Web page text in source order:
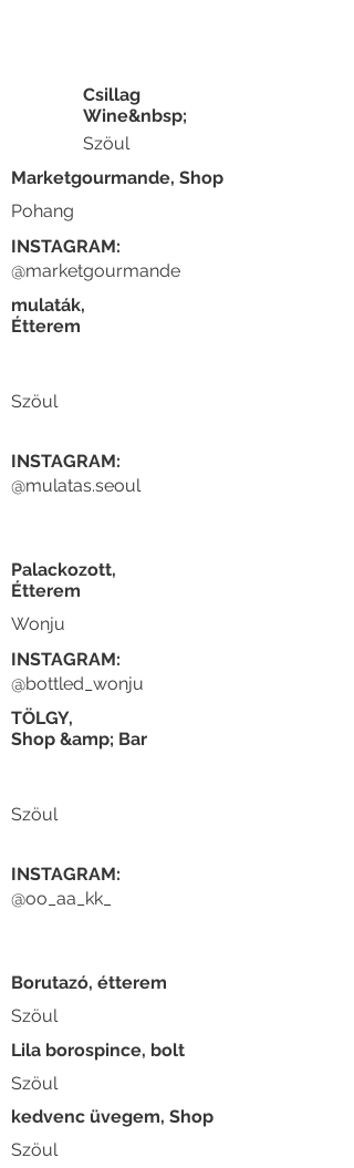
Csillag
Wine&nbsp;
Szöul
Marketgourmande, Shop
Pohang
INSTAGRAM:
@marketgourmande
mulaták,
Étterem
Szöul
INSTAGRAM:
@mulatas.seoul
Palackozott,
Étterem
Wonju
INSTAGRAM:
@bottled_wonju
TÖLGY,
Shop &amp; Bar
Szöul
INSTAGRAM:
@oo_aa_kk_
kedvenc üvegem, Shop
Szöul
Lila borospince, bolt
Szöul
Borutazó, étterem
Szöul